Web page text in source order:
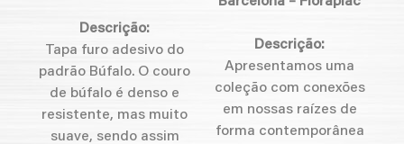
Descrição:
Tapa furo adesivo do
padrão Búfalo. O couro
de búfalo é denso e
resistente, mas muito
suave, sendo assim
Descrição:
Apresentamos uma
coleção com conexões
em nossas raízes de
forma contemporânea